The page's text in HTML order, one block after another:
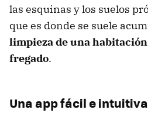
las esquinas y los suelos
que es donde se suele
limpieza de una
fregado.
Una app fácil e intuitiva